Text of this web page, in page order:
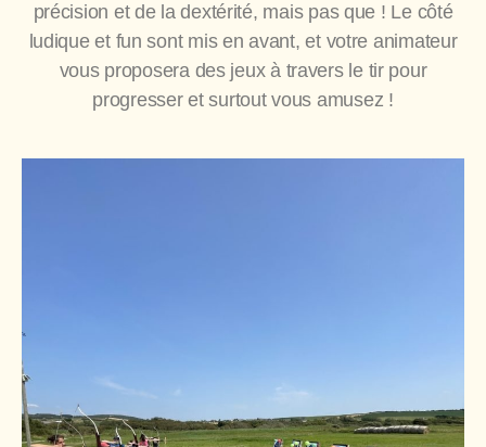
précision et de la dextérité, mais pas que ! Le côté
ludique et fun sont mis en avant, et votre animateur
vous proposera des jeux à travers le tir pour
progresser et surtout vous amusez !